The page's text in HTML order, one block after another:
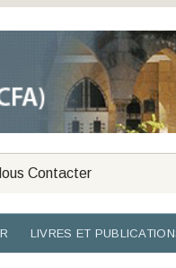
Contacter
LIVRES ET